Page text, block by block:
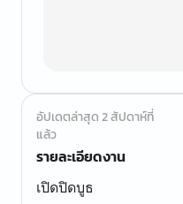
อัปเดตล่าสุด 2 สัปดาห์ที่
แล้ว
รายละเอียดงาน
เปิดปิดบูธ